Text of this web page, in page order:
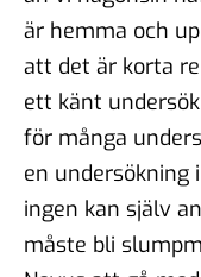
är hemma och
att det är korta
ett känt
för många
en undersökning
ingen kan själv
måste bli